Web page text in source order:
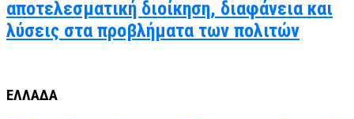
αποτελεσματική διοίκηση, διαφάνεια και
λύσεις στα προβλήματα των πολιτών
ΕΛΛΑΔΑ